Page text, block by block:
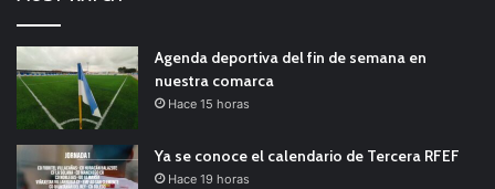
Agenda deportiva del fin de semana en
nuestra comarca
Hace 15 horas
Ya se conoce el calendario de Tercera RFEF
Hace 19 horas